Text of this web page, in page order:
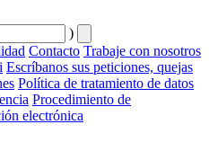
)
Contacto Trabaje con nosotros
Escríbanos sus peticiones, quejas
Política de tratamiento de datos
Procedimiento de
electrónica